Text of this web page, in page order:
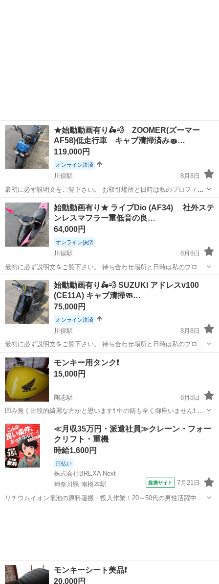
★始動動画有り🛵💨 ZOOMER(ズーマー
AF58)低走行車 キャブ清掃済み🧽…
119,000円
オンライン決済
川俣駅
8月8日
最初に必ず説明文をご覧下さい。 お取引場所と日時は私のプロフィー
ルに記載されておりますので参考にして下さい^ ^ 早い物順ではなくお
話が早い方から優先でお取引致しますのでご了承下さいm(_ _)m こち
らの車両にはサイ...
群馬 邑楽郡 川俣駅 ホンダ スト
始動動画有り★ ライブDio (AF34) 社外ステ
ンレスマフラー重低音の良…
64,000円
オンライン決済
川俣駅
8月8日
最初に必ず説明文をご覧下さい。 待ち合わせ場所と日時は私のプロフ
ィールに記載されておりますので参考にして下さい^ ^ 早い物順ではな
くお話が早い方から優先でお取引致しますのでご了承下さいm(_ _)m
こちらの車両は廃...
群馬 邑楽郡 川俣駅 ホンダ
始動動画有り🛵💨 SUZUKI アドレスv100
(CE11A) キャブ清掃🧼…
75,000円
オンライン決済
川俣駅
8月8日
最初に必ず説明文をご覧下さい。 待ち合わせ場所と日時は私のプロフ
ィールに記載されておりますのでお問い合わせ時に、お取引が出来る
日時をお伝え下さい^ ^ 早い物順ではなくお話が早い方から優先でお取
引致しますのでご了承下さい...
群馬 邑楽郡 川俣駅 スズキ
モンキー用タンク❗️
15,000円
剛志駅
8月8日
凹み無く比較的綺麗な方かと思います❗️ 中の錆も全く御座いません❗️ 細
かい傷はあるかと思いますので、中古にご理解ある方で❗️ 他にも色々パ
ーツ出してますのでご覧下さい❗️ プロフ必読❗️
群馬 伊勢崎市 剛志駅 ホンダ タンク
≪月収35万円・派遣社員≫クレーン・フォー
クリフト・重機
時給1,600円
日払い
株式会社BREXA Next
神奈川県 南橋本駅
提携サイト 7月21日
リチウムイオン電池の原料運搬・投入作業！20～50代の男性活躍中★
モンキーシート美品❗️
20,000円